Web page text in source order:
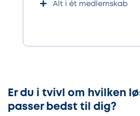
Alt i ét medlemskab
Er du i tvivl om hvilken
passer bedst til dig?